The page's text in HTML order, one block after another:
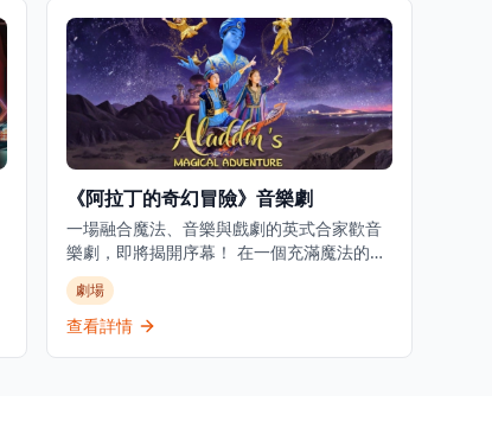
《阿拉丁的奇幻冒險》音樂劇
一場融合魔法、音樂與戲劇的英式合家歡音
樂劇，即將揭開序幕！ 在一個充滿魔法的夜
晚，阿拉丁偶然發現了一盞神奇的魔法燈，
喚醒了幽默又充滿魅力的精靈。與此同時，
勇敢的茉莉公主渴望冒險與自由，三人攜手
劇場
查看詳情